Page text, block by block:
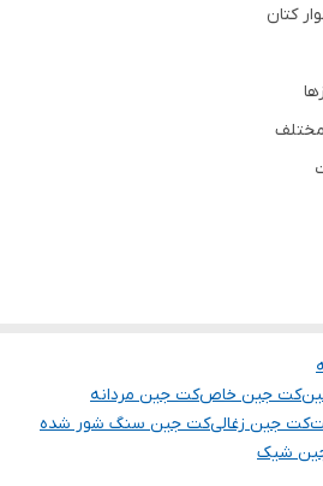
کتان
کت جین خاصکت جین مردانه
کت جین زغالیکت جین سنگ شور شده
شیک